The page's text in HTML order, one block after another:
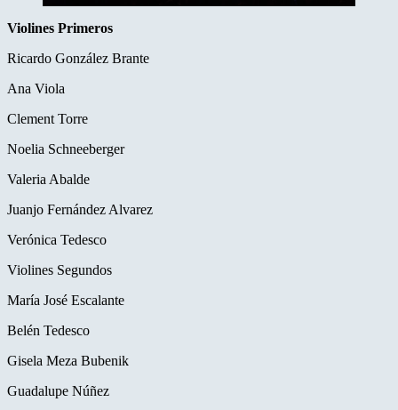
Violines Primeros
Ricardo González Brante
Ana Viola
Clement Torre
Noelia Schneeberger
Valeria Abalde
Juanjo Fernández Alvarez
Verónica Tedesco
Violines Segundos
María José Escalante
Belén Tedesco
Gisela Meza Bubenik
Guadalupe Núñez